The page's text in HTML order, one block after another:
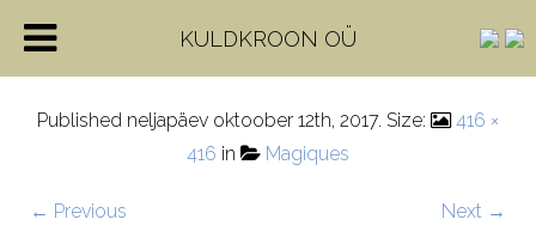
71-84030-WG
Published neljapäev oktoober 12th, 2017. Size:
416 ×
416 in Magiques
← Previous Next →
KULDKROON OÜ